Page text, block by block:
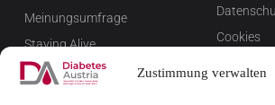
Zustimmung verwalten
Meinungsumfrage
Staying Alive
Favoriten
Cookies